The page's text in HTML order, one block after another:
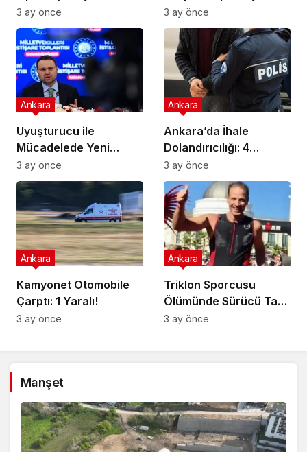
Yakalandı!
3 ay önce
32 Gözaltı
3 ay önce
Uyuşturucu ile
Mücadelede Yeni
Adımlar Atılıyor!
Ankara
3 ay önce
Ankara’da İhale
Dolandırıcılığı: 4
Gözaltı!
Ankara
3 ay önce
Kamyonet Otomobile
Çarptı: 1 Yaralı!
Ankara
3 ay önce
Triklon Sporcusu
Ölümünde Sürücü Tam
Kusurlu!
Ankara
3 ay önce
Manşet